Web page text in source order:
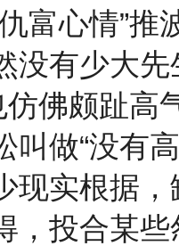
富心情”
没有少大
仿佛颇趾
叫做“没有
现实根据
，投合某